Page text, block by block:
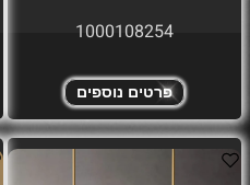
1000108254
פרטים נוספים